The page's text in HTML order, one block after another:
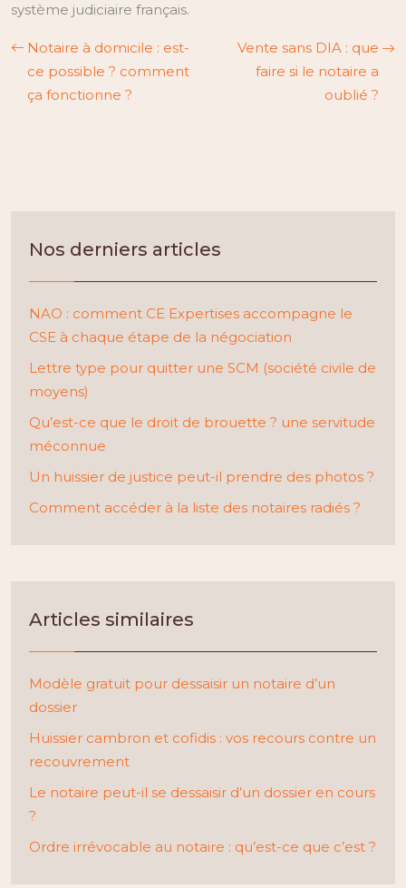
système judiciaire français.
Notaire à domicile : est-
ce possible ? comment
ça fonctionne ?
Vente sans DIA : que
faire si le notaire a
oublié ?
Nos derniers articles
NAO : comment CE Expertises accompagne le
CSE à chaque étape de la négociation
Lettre type pour quitter une SCM (société civile de
moyens)
Qu’est-ce que le droit de brouette ? une servitude
méconnue
Un huissier de justice peut-il prendre des photos ?
Comment accéder à la liste des notaires radiés ?
Articles similaires
Modèle gratuit pour dessaisir un notaire d’un
dossier
Huissier cambron et cofidis : vos recours contre un
recouvrement
Le notaire peut-il se dessaisir d’un dossier en cours
?
Ordre irrévocable au notaire : qu’est-ce que c’est ?